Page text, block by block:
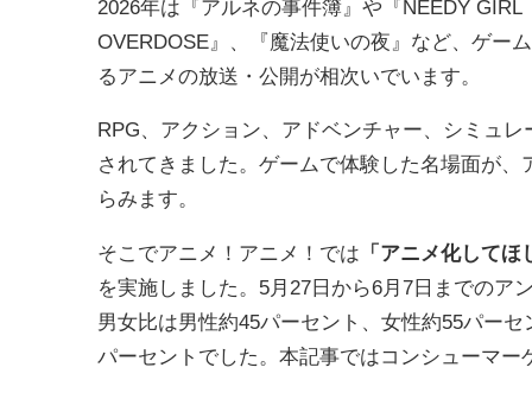
2026年は『アルネの事件簿』や『NEEDY GIRL
OVERDOSE』、『魔法使いの夜』など、ゲー
るアニメの放送・公開が相次いでいます。
RPG、アクション、アドベンチャー、シミュ
されてきました。ゲームで体験した名場面が
らみます。
そこでアニメ！アニメ！では 「アニメ化して
を実施しました。5月27日から6月7日までのア
男女比は男性約45パーセント、女性約55パー
パーセントでした。本記事ではコンシューマ